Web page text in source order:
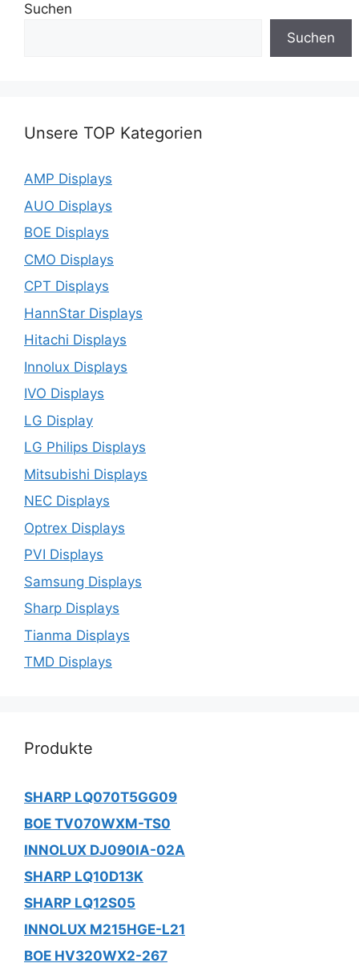
Suchen
Suchen
Unsere TOP Kategorien
AMP Displays
AUO Displays
BOE Displays
CMO Displays
CPT Displays
HannStar Displays
Hitachi Displays
Innolux Displays
IVO Displays
LG Display
LG Philips Displays
Mitsubishi Displays
NEC Displays
Optrex Displays
PVI Displays
Samsung Displays
Sharp Displays
Tianma Displays
TMD Displays
Produkte
SHARP LQ070T5GG09
BOE TV070WXM-TS0
INNOLUX DJ090IA-02A
SHARP LQ10D13K
SHARP LQ12S05
INNOLUX M215HGE-L21
BOE HV320WX2-267